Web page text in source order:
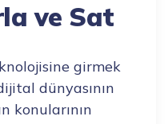
ve Sat
girmek
dünyasının
konularının